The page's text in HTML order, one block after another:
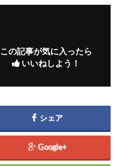
この記事が気に入ったら
いいねしよう！
シェア
Google+